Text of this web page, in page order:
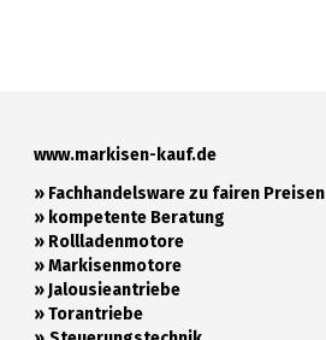
www.markisen-kauf.de
» Fachhandelsware zu fairen Preisen
» kompetente Beratung
» Rollladenmotore
»Markisenmotore
»Jalousieantriebe
»Torantriebe